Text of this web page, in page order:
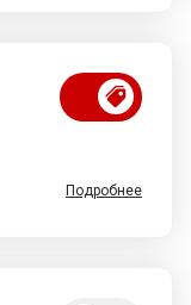
Подробнее